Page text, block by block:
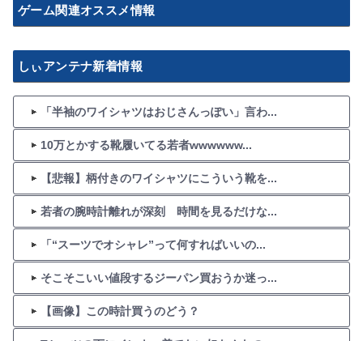
ゲーム関連オススメ情報
しぃアンテナ新着情報
「半袖のワイシャツはおじさんっぽい」言わ...
10万とかする靴履いてる若者wwwwww...
【悲報】柄付きのワイシャツにこういう靴を...
若者の腕時計離れが深刻 時間を見るだけな...
「“スーツでオシャレ”って何すればいいの...
そこそこいい値段するジーパン買おうか迷っ...
【画像】この時計買うのどう？